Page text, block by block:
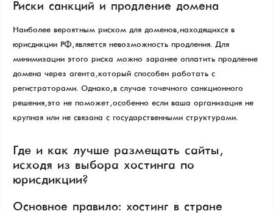
Риски санкций и продление домена
Наиболее вероятным риском для доменов, находящихся в
юрисдикции РФ, является невозможность продления. Для
минимизации этого риска можно заранее оплатить продление
домена через агента, который способен работать с
регистраторами. Однако, в случае точечного санкционного
решения, это не поможет, особенно если ваша организация не
крупная или не связана с государственными структурами.
Где и как лучше размещать сайты,
исходя из выбора хостинга по
юрисдикции?
Основное правило: хостинг в стране